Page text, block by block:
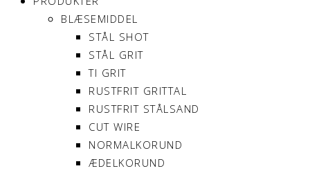
BLÆSEMIDDEL
STÅL SHOT
STÅL GRIT
TI GRIT
RUSTFRIT GRITTAL
RUSTFRIT STÅLSAND
CUT WIRE
NORMALKORUND
ÆDELKORUND